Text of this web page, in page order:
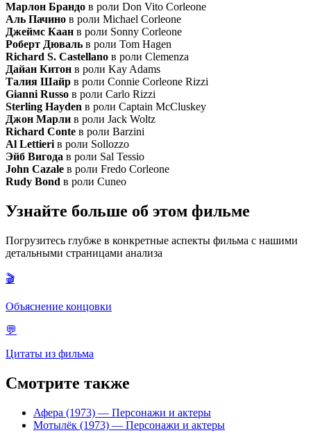
Марлон Брандо в роли Don Vito Corleone
Аль Пачино в роли Michael Corleone
Джеймс Каан в роли Sonny Corleone
Роберт Дюваль в роли Tom Hagen
Richard S. Castellano в роли Clemenza
Дайан Китон в роли Kay Adams
Талия Шайр в роли Connie Corleone Rizzi
Gianni Russo в роли Carlo Rizzi
Sterling Hayden в роли Captain McCluskey
Джон Марли в роли Jack Woltz
Richard Conte в роли Barzini
Al Lettieri в роли Sollozzo
Эйб Вигода в роли Sal Tessio
John Cazale в роли Fredo Corleone
Rudy Bond в роли Cuneo
Узнайте больше об этом фильме
Погрузитесь глубже в конкретные аспекты фильма с нашими
детальными страницами анализа
🎬
Объяснение концовки
💬
Цитаты из фильма
Смотрите также
Афера (1973) — Персонажи и актеры
Мотылёк (1973) — Персонажи и актеры